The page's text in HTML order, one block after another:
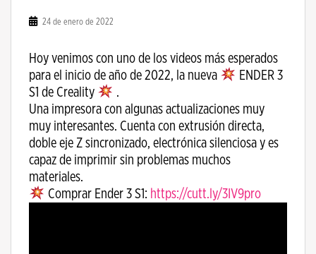
24 de enero de 2022
Hoy venimos con uno de los videos más esperados
para el inicio de año de 2022, la nueva
ENDER 3
S1 de Creality
.
Una impresora con algunas actualizaciones muy
muy interesantes. Cuenta con extrusión directa,
doble eje Z sincronizado, electrónica silenciosa y es
capaz de imprimir sin problemas muchos
materiales.
Comprar Ender 3 S1: https://cutt.ly/3IV9pro